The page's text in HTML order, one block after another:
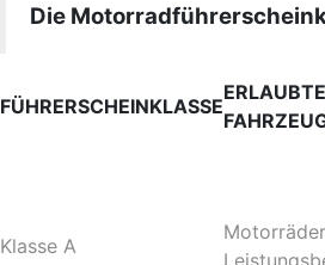
Die
FÜHRERSCHEINKLASSE
ERLAUBTE
Klasse A